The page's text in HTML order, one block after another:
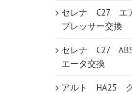
セレナ C27 エ
プレッサー交換
セレナ C27
エータ交換
アルト HA25